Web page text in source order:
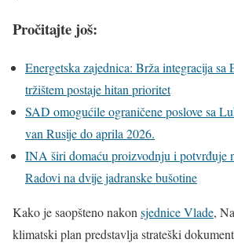
Pročitajte još:
Energetska zajednica: Brža integracija sa
tržištem postaje hitan prioritet
SAD omogućile ograničene poslove sa
van Rusije do aprila 2026.
INA širi domaću proizvodnju i potvrđuje
Radovi na dvije jadranske bušotine
Kako je saopšteno nakon sjednice Vlade,
klimatski plan predstavlja strateški